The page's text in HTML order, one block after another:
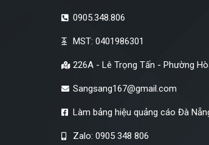
0905.348.806
MST: 0401986301
226A - Lê Trọng Tấn - Phường
Sangsang167@gmail.com
Làm bảng hiệu quảng cáo Đà
Zalo: 0905 348 806